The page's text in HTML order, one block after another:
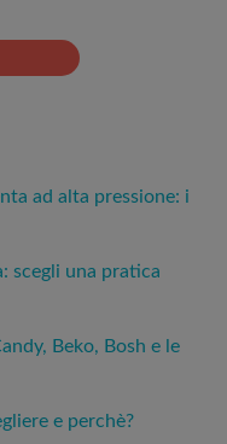
ad alta pressione: i
scegli una pratica
Beko, Bosh e le
e perchè?